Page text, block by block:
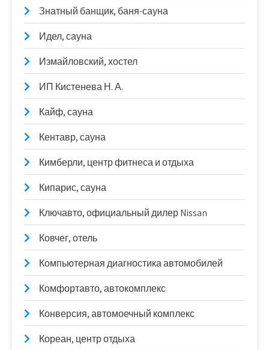
Знатный банщик, баня-сауна
Идел, сауна
Измайловский, хостел
ИП Кистенева Н. А.
Кайф, сауна
Кентавр, сауна
Кимберли, центр фитнеса и отдыха
Кипарис, сауна
Ключавто, официальный дилер Nissan
Ковчег, отель
Компьютерная диагностика автомобилей
Комфортавто, автокомплекс
Конверсия, автомоечный комплекс
Кореан, центр отдыха